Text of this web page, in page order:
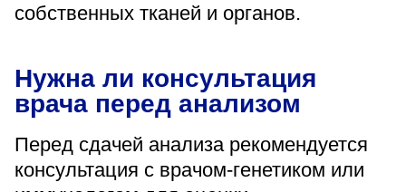
собственных тканей и органов.
Нужна ли консультация
врача перед анализом
Перед сдачей анализа рекомендуется
консультация с врачом-генетиком или